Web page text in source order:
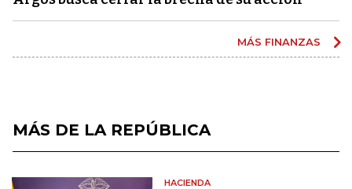
MÁS FINANZAS
MÁS DE LA REPÚBLICA
HACIENDA